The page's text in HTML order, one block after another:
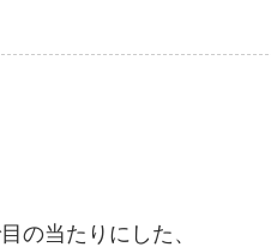
の当たりにした、